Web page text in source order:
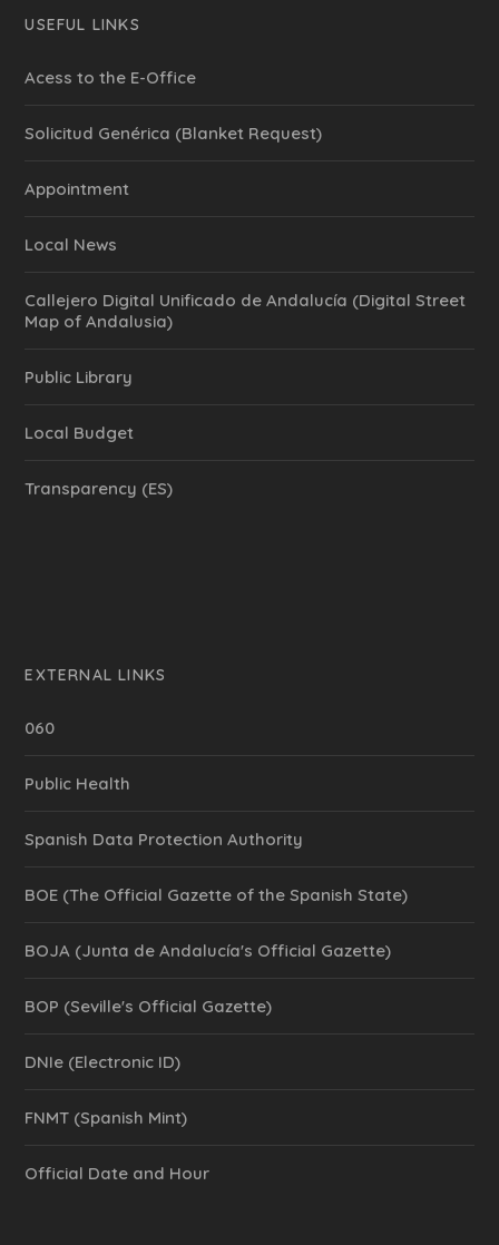
USEFUL LINKS
Acess to the E-Office
Solicitud Genérica (Blanket Request)
Appointment
Local News
Callejero Digital Unificado de Andalucía (Digital Street
Map of Andalusia)
Public Library
Local Budget
Transparency (ES)
EXTERNAL LINKS
060
Public Health
Spanish Data Protection Authority
BOE (The Official Gazette of the Spanish State)
BOJA (Junta de Andalucía's Official Gazette)
BOP (Seville's Official Gazette)
DNIe (Electronic ID)
FNMT (Spanish Mint)
Official Date and Hour